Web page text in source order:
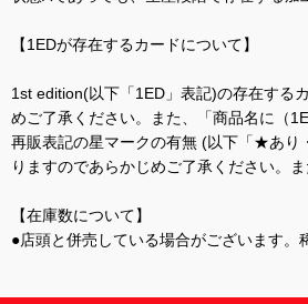
【1EDが存在するカードについて】
1st edition(以下「1ED」表記)の存在する
めご了承ください。また、「商品名に（
再販表記の星マークの有無 (以下「★あ
りますのであらかじめご了承ください。
【在庫数について】
●店頭と併売している場合がございます。